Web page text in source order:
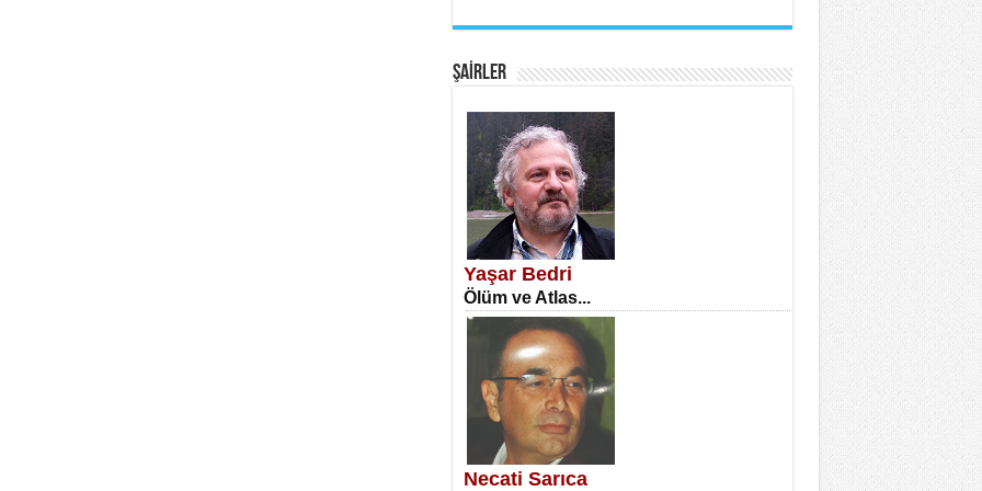
SATILMIŞ ÜMİT ÇETİNKAYA
Erkenlik...
NECLA DİLEK ARSLAN
Öğretmenler Günü Mahkemesi...
ŞAİRLER
Yaşar Bedri
Ölüm ve Atlas...
Necati Sarıca